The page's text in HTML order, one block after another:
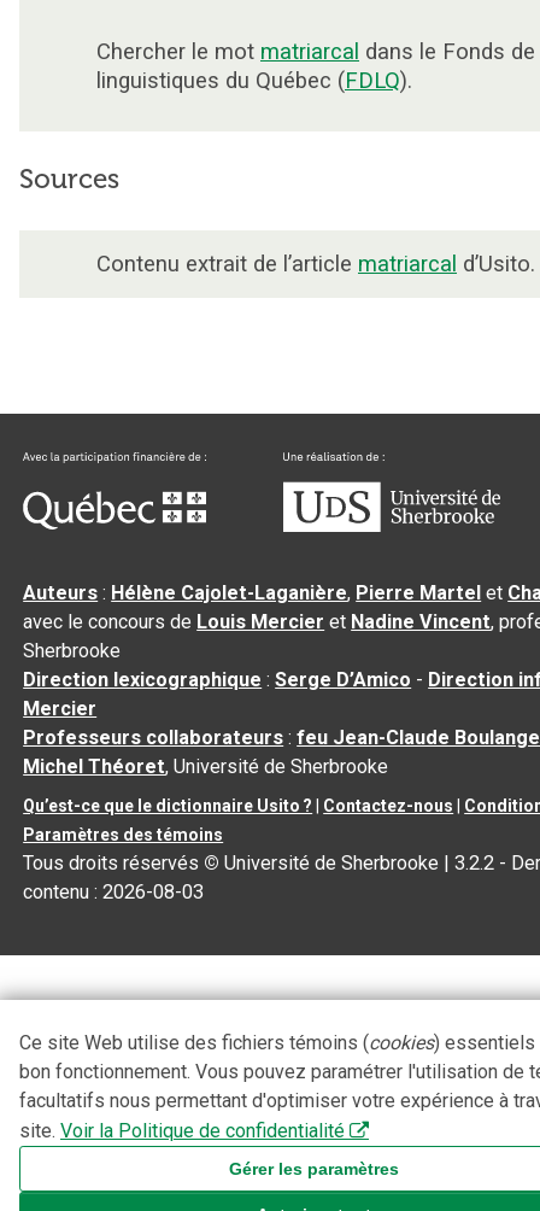
Chercher le mot matriarcal dans le Fonds
linguistiques du Québec (FDLQ).
Sources
Contenu extrait de l’article matriarcal d’Usito.
Auteurs : Hélène Cajolet-Laganière, Pierre Martel et
avec le concours de Louis Mercier et Nadine Vincent,
Sherbrooke
Direction lexicographique :Serge D’Amico - Direction
Mercier
Professeurs collaborateurs :feu Jean-Claude
Michel Théoret, Université de Sherbrooke
Qu’est-ce que le dictionnaire Usito ? Contactez-nous
Paramètres des témoins
Tous droits réservés © Université de Sherbrooke |3.2.2 -
contenu :2026-08-03
Ce site Web utilise des fichiers témoins (cookies) essentiels
bon fonctionnement. Vous pouvez paramétrer l'utilisation de
facultatifs nous permettant d'optimiser votre expérience à
site. Voir la Politique de confidentialité
Gérer les paramètres